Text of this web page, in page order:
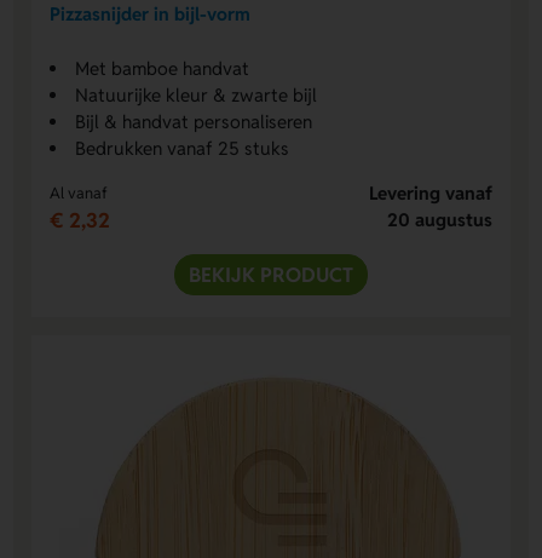
Pizzasnijder in bijl-vorm
Met bamboe handvat
Natuurijke kleur & zwarte bijl
Bijl & handvat personaliseren
Bedrukken vanaf 25 stuks
Al vanaf
€ 2,32
Levering vanaf
20 augustus
BEKIJK PRODUCT